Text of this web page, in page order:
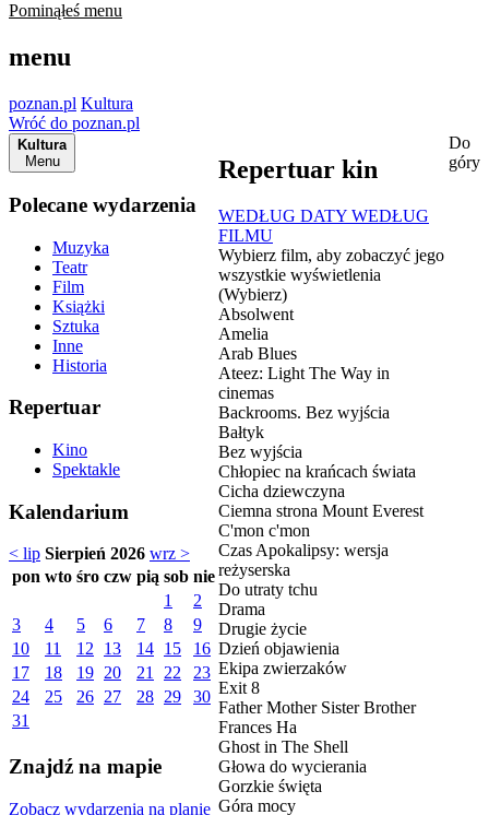
Pominąłeś menu
menu
poznan.pl Kultura
Wróć do poznan.pl
Kultura
Menu
Polecane wydarzenia
Muzyka
Teatr
Film
Książki
Sztuka
Inne
Historia
Repertuar
Kino
Spektakle
Kalendarium
< lip Sierpień 2026 wrz >
pon wto śro czw pią sob nie
1
2
3
4 5 6 7 8
9
10
11 12 13 14 15
16
17
18 19 20 21 22
23
24
25 26 27 28 29
30
31
Znajdź na mapie
Zobacz wydarzenia na planie
Repertuar kin
WEDŁUG DATY WEDŁUG
FILMU
Wybierz film, aby zobaczyć jego
wszystkie wyświetlenia
(Wybierz)
Absolwent
Amelia
Arab Blues
Ateez: Light The Way in
cinemas
Backrooms. Bez wyjścia
Bałtyk
Bez wyjścia
Chłopiec na krańcach świata
Cicha dziewczyna
Ciemna strona Mount Everest
C'mon c'mon
Czas Apokalipsy: wersja
reżyserska
Do utraty tchu
Drama
Drugie życie
Dzień objawienia
Ekipa zwierzaków
Exit 8
Father Mother Sister Brother
Frances Ha
Ghost in The Shell
Głowa do wycierania
Gorzkie święta
Góra mocy
Do
góry